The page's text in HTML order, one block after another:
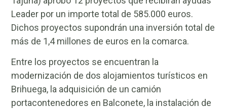
Leader por un importe total de 585.000 euros.
Dichos proyectos supondrán una inversión total de
más de 1,4 millones de euros en la comarca.
Entre los proyectos se encuentran la
modernización de dos alojamientos turísticos en
Brihuega, la adquisición de un camión
portacontenedores en Balconete, la instalación de